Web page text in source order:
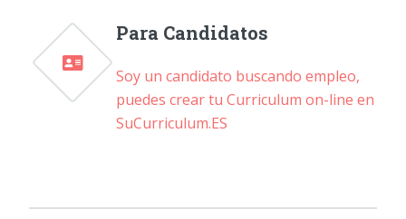
Para Candidatos
Soy un candidato buscando empleo,
puedes crear tu Curriculum on-line en
SuCurriculum.ES